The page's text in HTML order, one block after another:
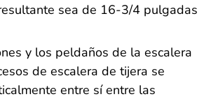
sea de 16-3/4 pulgadas
y los peldaños de la escalera
de escalera de tijera se
entre sí entre las